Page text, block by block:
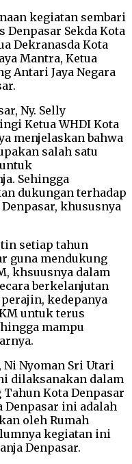
kegiatan sembari
Sekda Kota
Dekranasda Kota
Mantra, Ketua
Antari Jaya Negara
Ny. Selly
Ketua WHDI Kota
menjelaskan bahwa
salah satu
Sehingga
dukungan terhadap
khususnya
setiap tahun
guna mendukung
khsuusnya dalam
berkelanjutan
kedepanya
untuk terus
mampu
Ni Nyoman Sri Utari
dilaksanakan dalam
Kota Denpasar
Denpasar ini adalah
oleh Rumah
kegiatan ini
Denpasar.